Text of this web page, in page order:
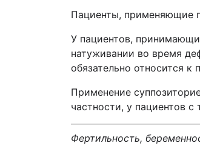
Пациенты, применяющие
У пациентов,
натуживании во время
обязательно относится к
Применение
частности, у пациентов
Фертильность,